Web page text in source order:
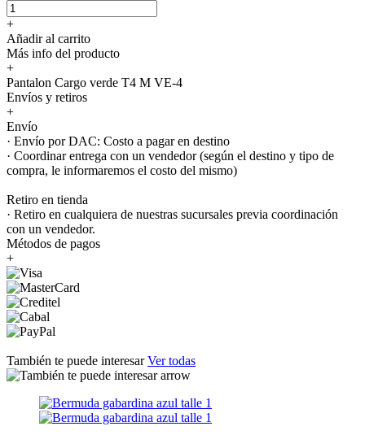
+
Añadir al carrito
Más info del producto
+
Pantalon Cargo verde T4 M VE-4
Envíos y retiros
+
Envío
· Envío por DAC: Costo a pagar en destino
· Coordinar entrega con un vendedor (según el destino y tipo de
compra, le informaremos el costo del mismo)
Retiro en tienda
· Retiro en cualquiera de nuestras sucursales previa coordinación
con un vendedor.
Métodos de pagos
+
También te puede interesarVer todas